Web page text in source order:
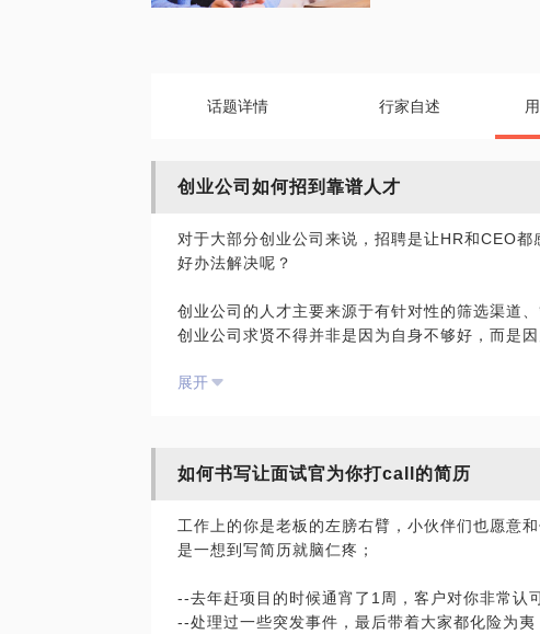
话题详情 行家自述
创业公司如何招到靠谱人才
对于大部分创业公司来说，招聘是让HR和CEO
好办法解决呢？
创业公司的人才主要来源于有针对性的筛选渠道
创业公司求贤不得并非是因为自身不够好，而是
首先，招聘渠道的选择和管理是非常重要的，创
了解渠道：如何对待拉勾、内推等新线上渠道；
了解自己：作为创业企业，你的闪光点在哪里？
才？
此外，猎头也是创业公司招募人才的重要途径，
以如果你的公司花了血本找了猎头，我们应该谈谈
展开
如何书写让面试官为你打call的简历
工作上的你是老板的左膀右臂，小伙伴们也愿意
是一想到写简历就脑仁疼；
--去年赶项目的时候通宵了1周，客户对你非常认
--处理过一些突发事件，最后带着大家都化险为夷